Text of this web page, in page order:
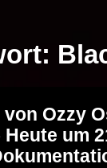
von Ozzy
um